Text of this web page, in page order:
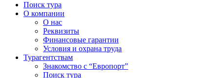
Поиск тура
О компании
О нас
Реквизиты
Финансовые гарантии
Условия и охрана труда
Турагентствам
Знакомство с “Европорт”
Поиск тура